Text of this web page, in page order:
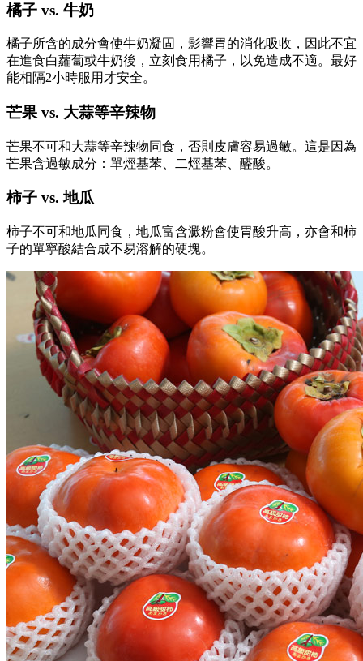
橘子 vs. 牛奶
橘子所含的成分會使牛奶凝固，影響胃的消化吸收，因此不宜
在進食白蘿蔔或牛奶後，立刻食用橘子，以免造成不適。最好
能相隔2小時服用才安全。
芒果 vs. 大蒜等辛辣物
芒果不可和大蒜等辛辣物同食，否則皮膚容易過敏。這是因為
芒果含過敏成分：單烴基苯、二烴基苯、醛酸。
柿子 vs. 地瓜
柿子不可和地瓜同食，地瓜富含澱粉會使胃酸升高，亦會和柿
子的單寧酸結合成不易溶解的硬塊。